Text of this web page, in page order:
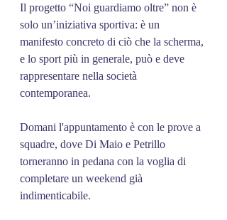
Il progetto “Noi guardiamo oltre” non è
solo un’iniziativa sportiva: è un
manifesto concreto di ciò che la scherma,
e lo sport più in generale, può e deve
rappresentare nella società
contemporanea.
Domani l'appuntamento è con le prove a
squadre, dove Di Maio e Petrillo
torneranno in pedana con la voglia di
completare un weekend già
indimenticabile.